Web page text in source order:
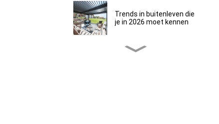
Trends in buitenleven die
je in 2026 moet kennen
Zijn aluminium pergola's